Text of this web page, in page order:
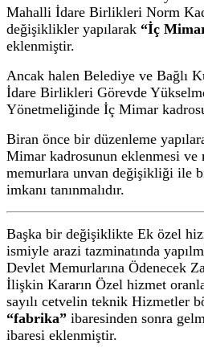
Mahalli İdare Birlikleri Norm
değişiklikler yapılarak “İç
eklenmiştir.
Ancak halen Belediye ve Bağlı
İdare Birlikleri Görevde
Yönetmeliğinde İç Mimar
Biran önce bir düzenleme
Mimar kadrosunun eklenmesi ve
memurlara unvan değişikliği ile
imkanı tanınmalıdır.
Başka bir değişiklikte Ek özel
ismiyle arazi tazminatında
Devlet Memurlarına Ödenecek
İlişkin Kararın Özel hizmet
sayılı cetvelin teknik Hizmetler
“fabrika” ibaresinden sonra
ibaresi eklenmiştir.